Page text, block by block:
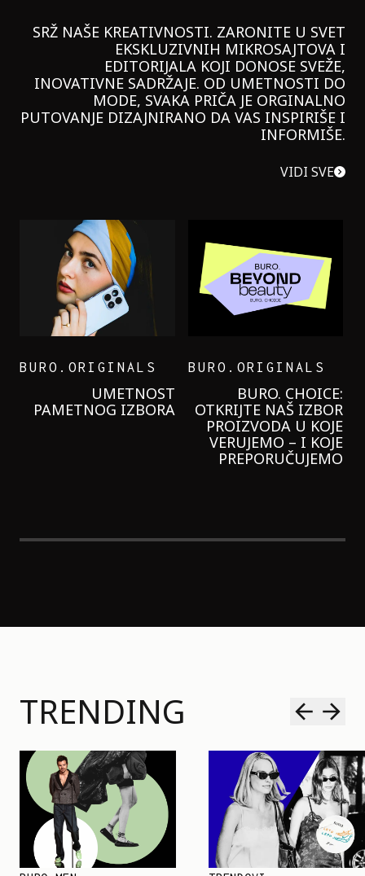
SRŽ NAŠE KREATIVNOSTI. ZARONITE U SVET
EKSKLUZIVNIH MIKROSAJTOVA I
EDITORIJALA KOJI DONOSE SVEŽE,
INOVATIVNE SADRŽAJE. OD UMETNOSTI DO
MODE, SVAKA PRIČA JE ORGINALNO
PUTOVANJE DIZAJNIRANO DA VAS INSPIRIŠE I
INFORMIŠE.
VIDI SVE
GARNIER KREMU I
NIKADA NIŠTA
LAGANIJE NISAM
KORISTILA
TRENDING